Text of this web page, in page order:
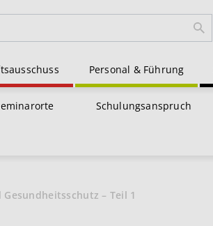
Personal & Führung
Schulungsanspruch
– Teil 1